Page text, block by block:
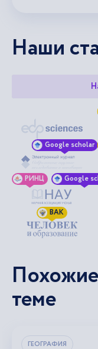
Наши
Google scholar
РИНЦ Google
ВАК
теме
ГЕОГРАФИЯ